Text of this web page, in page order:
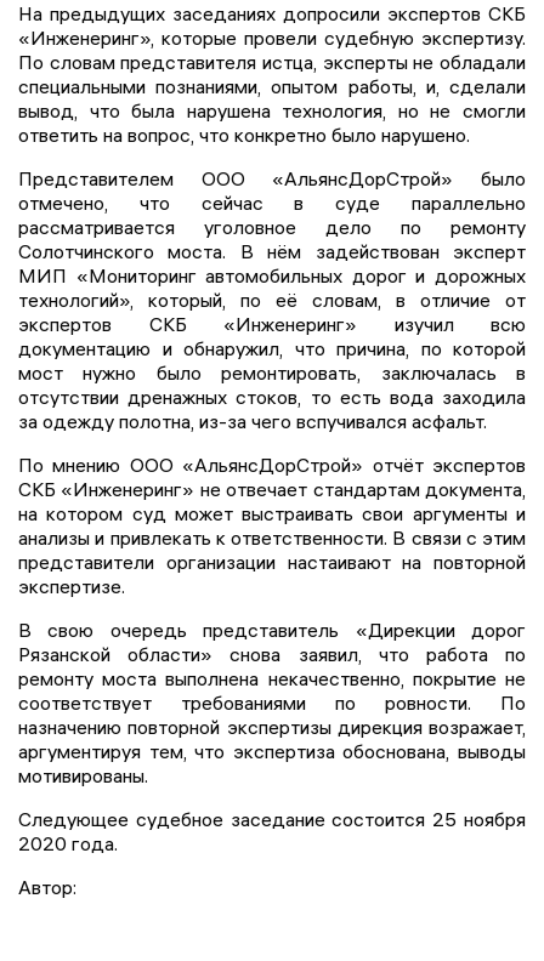
На предыдущих заседаниях допросили экспертов СКБ
«Инженеринг», которые провели судебную экспертизу.
По словам представителя истца, эксперты не обладали
специальными познаниями, опытом работы, и, сделали
вывод, что была нарушена технология, но не смогли
ответить на вопрос, что конкретно было нарушено.
Представителем ООО «АльянсДорСтрой» было
отмечено, что сейчас в суде параллельно
рассматривается уголовное дело по ремонту
Солотчинского моста. В нём задействован эксперт
МИП «Мониторинг автомобильных дорог и дорожных
технологий», который, по её словам, в отличие от
экспертов СКБ «Инженеринг» изучил всю
документацию и обнаружил, что причина, по которой
мост нужно было ремонтировать, заключалась в
отсутствии дренажных стоков, то есть вода заходила
за одежду полотна, из-за чего вспучивался асфальт.
По мнению ООО «АльянсДорСтрой» отчёт экспертов
СКБ «Инженеринг» не отвечает стандартам документа,
на котором суд может выстраивать свои аргументы и
анализы и привлекать к ответственности. В связи с этим
представители организации настаивают на повторной
экспертизе.
В свою очередь представитель «Дирекции дорог
Рязанской области» снова заявил, что работа по
ремонту моста выполнена некачественно, покрытие не
соответствует требованиями по ровности. По
назначению повторной экспертизы дирекция возражает,
аргументируя тем, что экспертиза обоснована, выводы
мотивированы.
Следующее судебное заседание состоится 25 ноября
2020 года.
Автор: